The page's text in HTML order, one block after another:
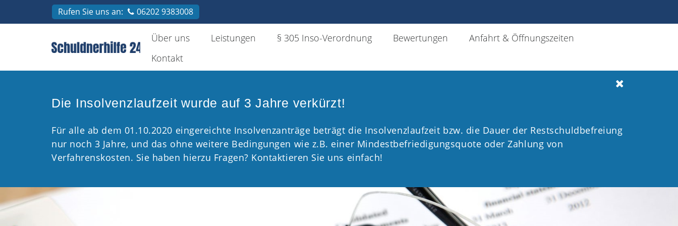
Rufen Sie uns an: 06202 9383008
24
/
Über uns Leistungen § 305 Inso-Verordnung Bewertungen
Anfahrt & Öffnungszeiten
Kontakt
Die Insolvenzlaufzeit wurde auf 3 Jahre verkürzt!
Für alle ab dem 01.10.2020 eingereichte Insolvenzanträge beträgt die Insolvenzlaufzeit bzw. die Dauer der Restschuldbefreiung
nur noch 3 Jahre, und das ohne weitere Bedingungen wie z.B. einer Mindestbefriedigungsquote oder Zahlung von
Verfahrenskosten. Sie haben hierzu Fragen? Kontaktieren Sie uns einfach!